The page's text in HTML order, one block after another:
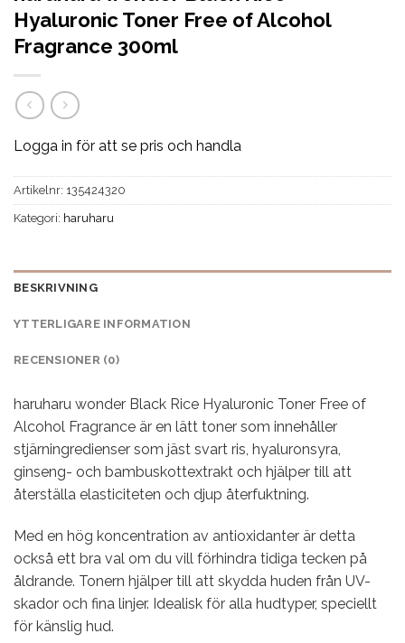
Hyaluronic Toner Free of Alcohol
Fragrance 300ml
Logga in för att se pris och handla
Artikelnr: 135424320
Kategori: haruharu
BESKRIVNING
YTTERLIGARE INFORMATION
RECENSIONER (0)
haruharu wonder Black Rice Hyaluronic Toner Free of
Alcohol Fragrance är en lätt toner som innehåller
stjärningredienser som jäst svart ris, hyaluronsyra,
ginseng- och bambuskottextrakt och hjälper till att
återställa elasticiteten och djup återfuktning.
Med en hög koncentration av antioxidanter är detta
också ett bra val om du vill förhindra tidiga tecken på
åldrande. Tonern hjälper till att skydda huden från UV-
skador och fina linjer. Idealisk för alla hudtyper, speciellt
för känslig hud.